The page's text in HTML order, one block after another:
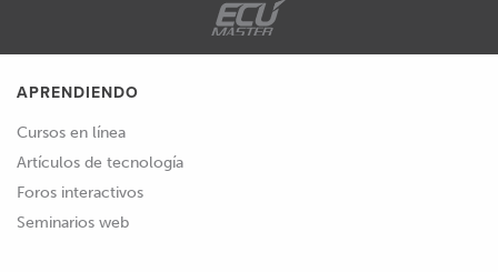
APRENDIENDO
Cursos en línea
Artículos de tecnología
Foros interactivos
Seminarios web